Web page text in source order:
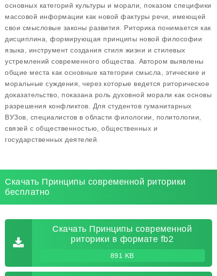
основных категорий культуры и морали, показом специфики
массовой информации как новой фактуры речи, имеющей
свои смысловые законы развития. Риторика понимается как
дисциплина, формирующая принципы новой философии
языка, инструмент создания стиля жизни и стилевых
устремлений современного общества. Автором выявлены
общие места как основные категории смысла, этические и
моральные суждения, через которые ведется риторическое
доказательство, показана роль духовной морали как основы
разрешения конфликтов. Для студентов гуманитарных
ВУЗов, специалистов в области филологии, политологии,
связей с общественностью, общественных и
государственных деятелей.
Скачать Принципы современной риторики
бесплатно
Скачать Принципы современной
риторики в формате fb2
891 KB